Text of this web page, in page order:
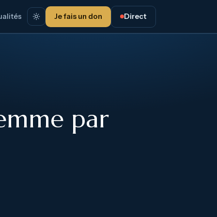
Je fais un don Direct
par